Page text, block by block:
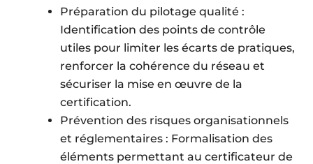
Préparation du pilotage qualité :
Identification des points de contrôle
utiles pour limiter les écarts de pratiques,
renforcer la cohérence du réseau et
sécuriser la mise en œuvre de la
certification.
Prévention des risques organisationnels
et réglementaires : Formalisation des
éléments permettant au certificateur de